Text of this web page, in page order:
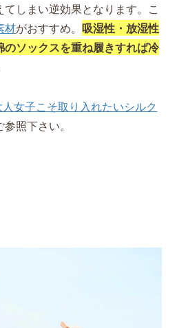
しまい逆効果となります。こ
材がおすすめ。吸湿性・放湿性
ソックスを重ね履きすれば冷
人女子こそ取り入れたいシルク
参照下さい。